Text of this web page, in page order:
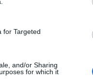
for Targeted
and/or Sharing
for which it